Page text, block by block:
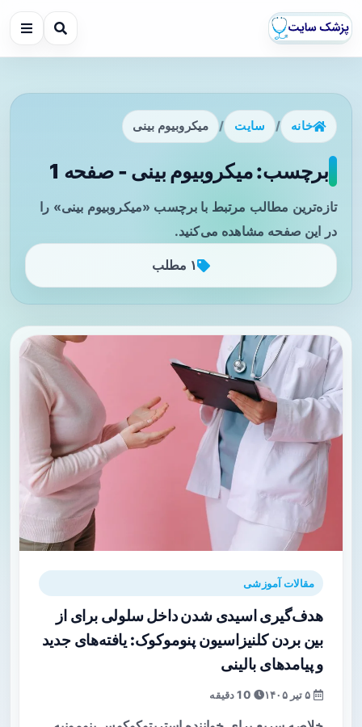
خانه / سایت / میکروبیوم بینی
برچسب: میکروبیوم بینی - صفحه 1
تازه‌ترین مطالب مرتبط با برچسب «میکروبیوم بینی» را
در این صفحه مشاهده می‌کنید.
۱ مطلب
مقالات آموزشی
هدف‌گیری اسیدی شدن داخل سلولی برای از
بین بردن کلنیزاسیون پنوموکوک: یافته‌های جدید
و پیامدهای بالینی